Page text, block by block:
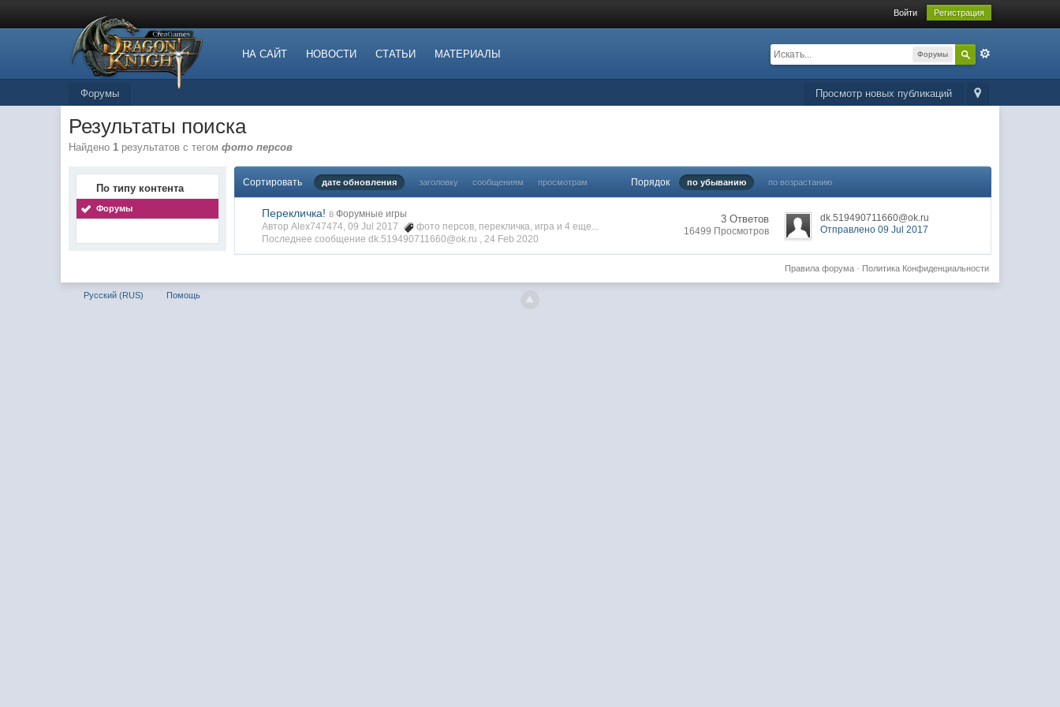
Войти Регистрация
НА САЙТ НОВОСТИ СТАТЬИ МАТЕРИАЛЫ Форумы
Просмотр новых публикаций
Форумы
Результаты поиска
Найдено1 результатов с тегомфото персов
По типу контента
Форумы
Сортировать дате обновления заголовку сообщениям просмотрам Порядок по убыванию по возрастанию
Перекличка! в Форумные игры
Автор Alex747474, 09 Jul 2017
фото персов, перекличка, игра и 4 еще...
Последнее сообщение dk.519490711660@ok.ru ,24 Feb 2020
3 Ответов
16499 Просмотров
dk.519490711660@ok.ru
Отправлено 09 Jul 2017
Политика Конфиденциальности
Правила форума·
Русский (RUS) Помощь